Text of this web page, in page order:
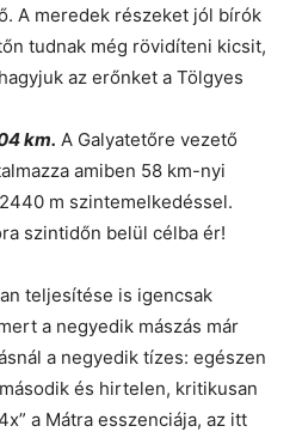
A meredek részeket jól bírók
tudnak még rövidíteni kicsit,
az erőnket a Tölgyes
km. A Galyatetőre vezető
amiben 58 km-nyi
m szintemelkedéssel.
szintidőn belül célba ér!
teljesítése is igencsak
a negyedik mászás már
a negyedik tízes: egészen
és hirtelen, kritikusan
a Mátra esszenciája, az itt